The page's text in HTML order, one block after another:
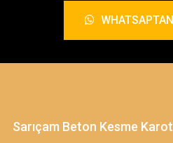
Sarıçam Beton Kesme